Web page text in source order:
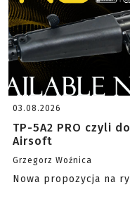
03.08.2026
TP-5A2 PRO czyli
Airsoft
Grzegorz Woźnica
Nowa propozycja na